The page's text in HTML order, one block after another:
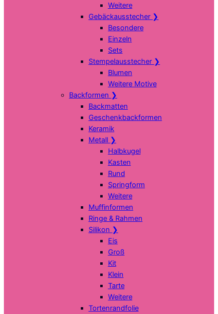
Weitere
Gebäckausstecher ❯
Besondere
Einzeln
Sets
Stempelausstecher ❯
Blumen
Weitere Motive
Backformen ❯
Backmatten
Geschenkbackformen
Keramik
Metall ❯
Halbkugel
Kasten
Rund
Springform
Weitere
Muffinformen
Ringe & Rahmen
Silikon ❯
Eis
Groß
Kit
Klein
Tarte
Weitere
Tortenrandfolie